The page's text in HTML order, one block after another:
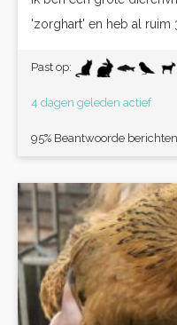
'zorghart' en heb al ruim
Past op:
4 dagen geleden actief
95% Beantwoorde berichten